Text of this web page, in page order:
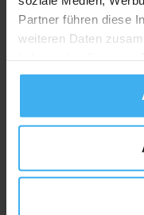
Partner führen diese
weiteren Daten
gesammelt haben.